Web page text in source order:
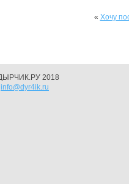
« Хочу
2018
info@dyr4ik.ru